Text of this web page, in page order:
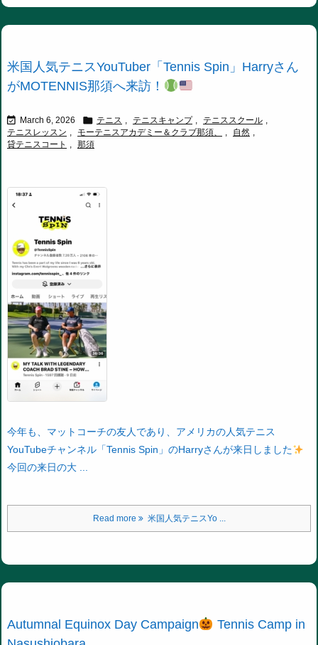
米国人気テニスYouTuber「Tennis Spin」Harryさん
がMOTENNIS那須へ来訪！
 March 6, 2026  テニス , テニスキャンプ , テニススクール ,
テニスレッスン , モーテニスアカデミー＆クラブ那須、 , 自然 ,
貸テニスコート , 那須
今年も、マットコーチの友人であり、 アメリカの人気テニス
YouTubeチャンネル「Tennis Spin」のHarryさんが来日しました
今回の来日の大 ...
Read more 米国人気テニスYo ...
Autumnal Equinox Day Campaign
Tennis Camp in